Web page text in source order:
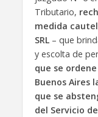
Tributario,
medida
SRL– que
y escolta de
que se
Buenos Aires
que se
del Servicio